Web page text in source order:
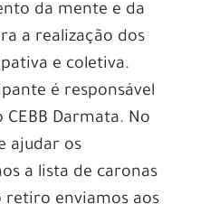
da mente e da
a realização dos
e coletiva.
é responsável
Darmata. No
ajudar os
a lista de caronas
retiro enviamos aos